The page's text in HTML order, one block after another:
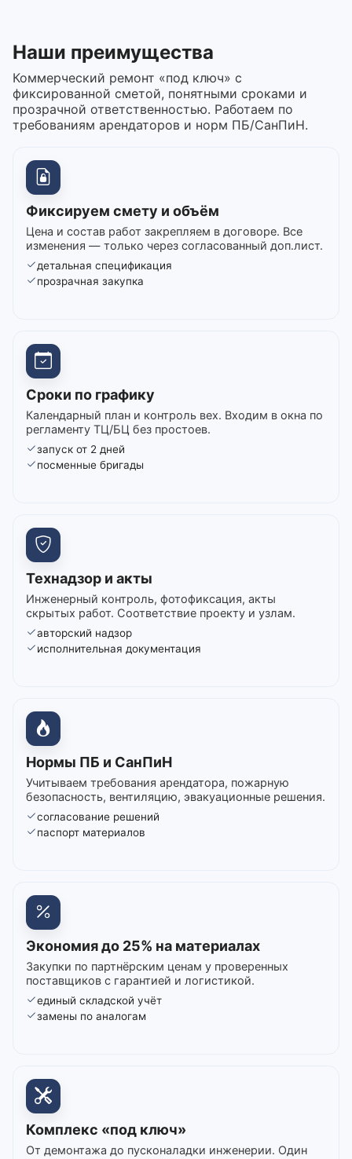
Наши преимущества
Коммерческий ремонт «под ключ» с
фиксированной сметой, понятными сроками и
прозрачной ответственностью. Работаем по
требованиям арендаторов и норм ПБ/СанПиН.
Фиксируем смету и объём
Цена и состав работ закрепляем в договоре. Все
изменения — только через согласованный доп.лист.
детальная спецификация
прозрачная закупка
Сроки по графику
Календарный план и контроль вех. Входим в окна по
регламенту ТЦ/БЦ без простоев.
запуск от 2 дней
посменные бригады
Технадзор и акты
Инженерный контроль, фотофиксация, акты
скрытых работ. Соответствие проекту и узлам.
авторский надзор
исполнительная документация
Нормы ПБ и СанПиН
Учитываем требования арендатора, пожарную
безопасность, вентиляцию, эвакуационные решения.
согласование решений
паспорт материалов
Экономия до 25% на материалах
Закупки по партнёрским ценам у проверенных
поставщиков с гарантией и логистикой.
единый складской учёт
замены по аналогам
Комплекс «под ключ»
От демонтажа до пусконаладки инженерии. Один